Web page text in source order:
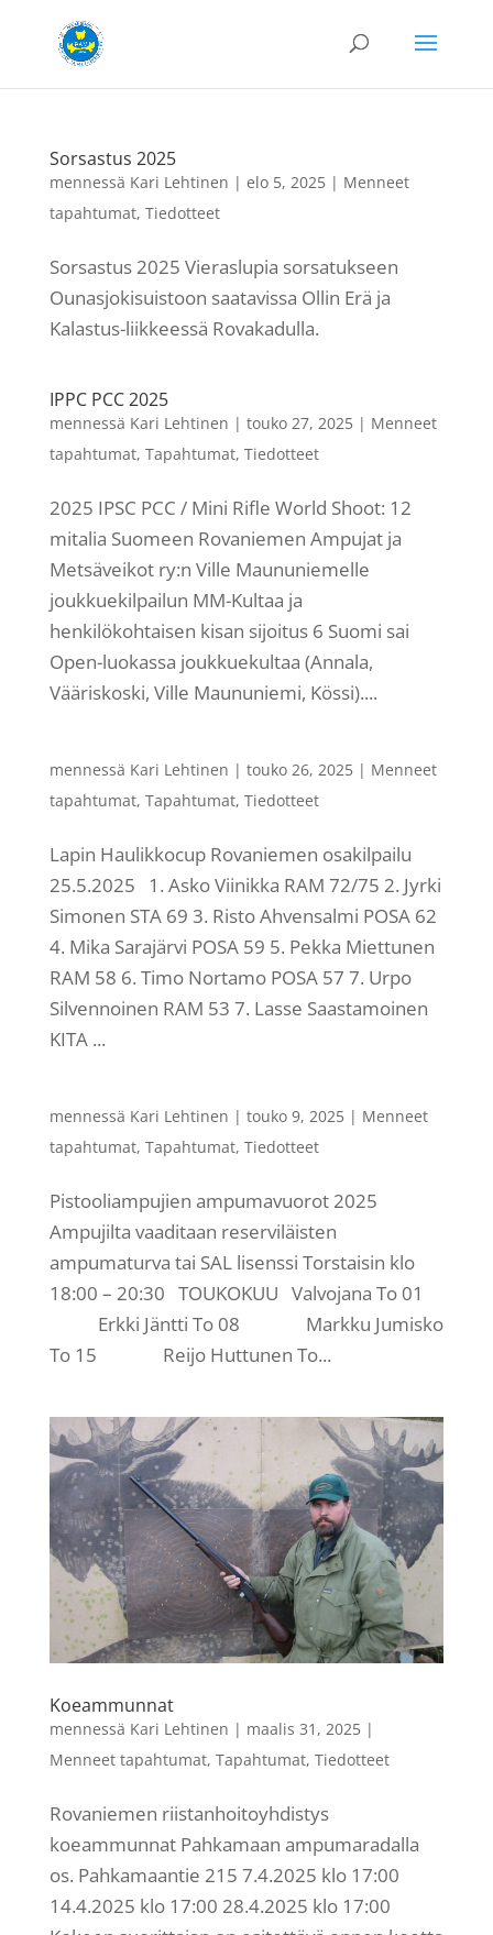
Sorsastus 2025
mennessä Kari Lehtinen | elo 5, 2025| Menneet
tapahtumat, Tiedotteet
Sorsastus 2025 Vieraslupia sorsatukseen
Ounasjokisuistoon saatavissa Ollin Erä ja
Kalastus-liikkeessä Rovakadulla.
IPPC PCC 2025
mennessä Kari Lehtinen | touko 27, 2025| Menneet
tapahtumat, Tapahtumat, Tiedotteet
2025 IPSC PCC / Mini Rifle World Shoot: 12
mitalia Suomeen Rovaniemen Ampujat ja
Metsäveikot ry:n Ville Maununiemelle
joukkuekilpailun MM-Kultaa ja
henkilökohtaisen kisan sijoitus 6 Suomi sai
Open-luokassa joukkuekultaa (Annala,
Vääriskoski, Ville Maununiemi, Kössi)....
mennessä Kari Lehtinen | touko 26, 2025| Menneet
tapahtumat, Tapahtumat, Tiedotteet
Lapin Haulikkocup Rovaniemen osakilpailu
25.5.2025 1. Asko Viinikka RAM 72/75 2. Jyrki
Simonen STA 69 3. Risto Ahvensalmi POSA 62
4. Mika Sarajärvi POSA 59 5. Pekka Miettunen
RAM 58 6. Timo Nortamo POSA 57 7. Urpo
Silvennoinen RAM 53 7. Lasse Saastamoinen
KITA ...
mennessä Kari Lehtinen | touko 9, 2025| Menneet
tapahtumat, Tapahtumat, Tiedotteet
Pistooliampujien ampumavuorot 2025
Ampujilta vaaditaan reserviläisten
ampumaturva tai SAL lisenssi Torstaisin klo
18:00 – 20:30 TOUKOKUU Valvojana To 01
Erkki Jäntti To 08 Markku Jumisko
To 15 Reijo Huttunen To...
Koeammunnat
mennessä Kari Lehtinen | maalis 31, 2025|
Menneet tapahtumat, Tapahtumat, Tiedotteet
Rovaniemen riistanhoitoyhdistys
koeammunnat Pahkamaan ampumaradalla
os. Pahkamaantie 215 7.4.2025 klo 17:00
14.4.2025 klo 17:00 28.4.2025 klo 17:00